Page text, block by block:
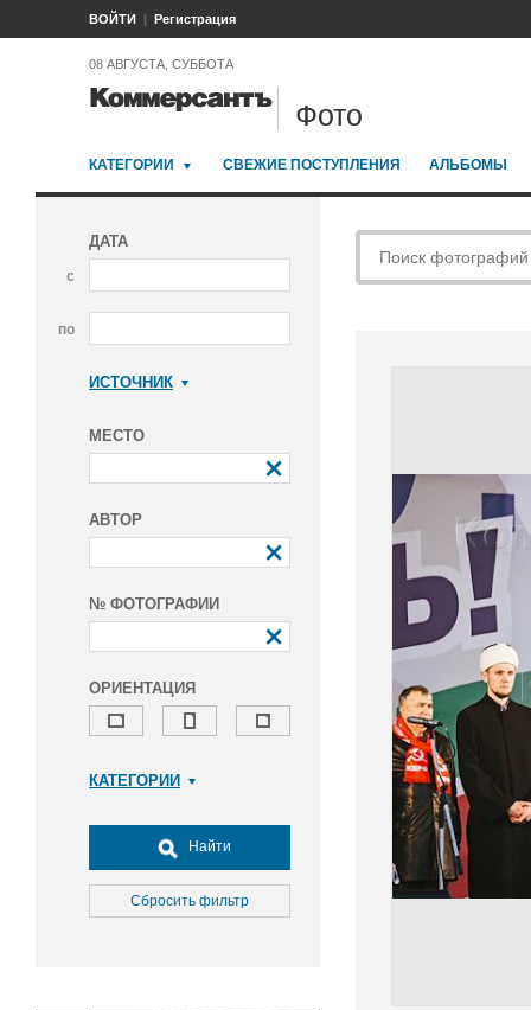
ВОЙТИ Регистрация
08 АВГУСТА, СУББОТА
Фото
КАТЕГОРИИ СВЕЖИЕ ПОСТУПЛЕНИЯ АЛЬБОМЫ
ДАТА
с
по
ИСТОЧНИК
МЕСТО
АВТОР
№ ФОТОГРАФИИ
ОРИЕНТАЦИЯ
КАТЕГОРИИ
Досуг, туризм и отдых
Культура
Медицина
Найти
Сбросить фильтр